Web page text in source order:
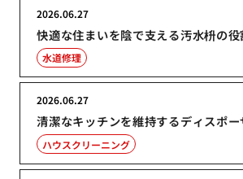
快適な住まいを陰で支える汚水枡の
2026.06.27
水道修理
清潔なキッチンを維持するディスポ
2026.06.27
ハウスクリーニング